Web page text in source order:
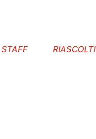
STAFF RIASCOLTI